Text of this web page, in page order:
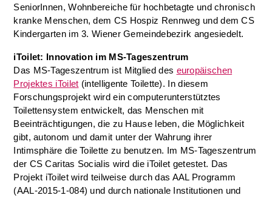
SeniorInnen, Wohnbereiche für hochbetagte und chronisch
kranke Menschen, dem CS Hospiz Rennweg und dem CS
Kindergarten im 3. Wiener Gemeindebezirk angesiedelt.
iToilet: Innovation im MS-Tageszentrum
Das MS-Tageszentrum ist Mitglied des europäischen
Projektes iToilet (intelligente Toilette). In diesem
Forschungsprojekt wird ein computerunterstütztes
Toilettensystem entwickelt, das Menschen mit
Beeinträchtigungen, die zu Hause leben, die Möglichkeit
gibt, autonom und damit unter der Wahrung ihrer
Intimsphäre die Toilette zu benutzen. Im MS-Tageszentrum
der CS Caritas Socialis wird die iToilet getestet. Das
Projekt iToilet wird teilweise durch das AAL Programm
(AAL-2015-1-084) und durch nationale Institutionen und